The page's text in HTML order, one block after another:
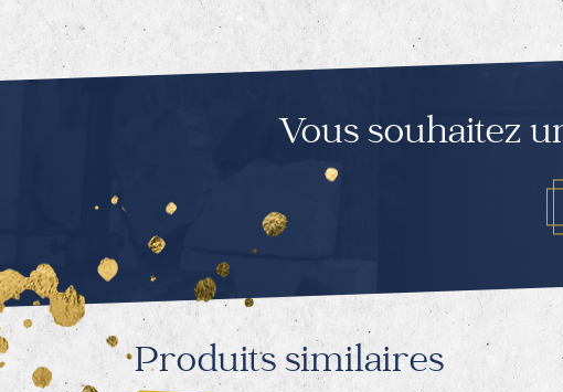
Vous souhaitez
Produits similaires